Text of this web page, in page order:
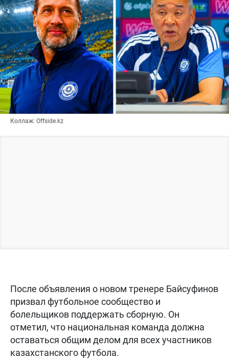
Коллаж: Offside.kz
После объявления о новом тренере Байсуфинов
призвал футбольное сообщество и
болельщиков поддержать сборную. Он
отметил, что национальная команда должна
оставаться общим делом для всех участников
казахстанского футбола.